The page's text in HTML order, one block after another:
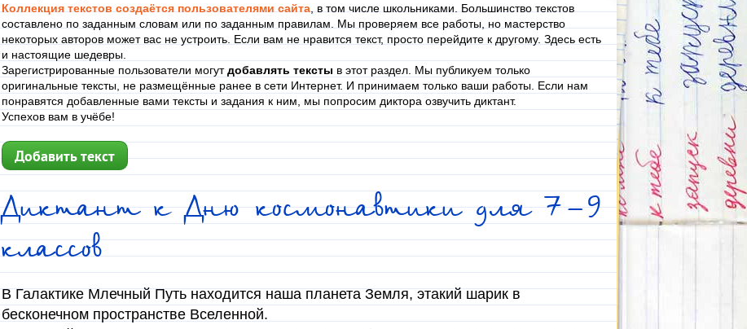
Коллекция текстов создаётся пользователями сайта, в том числе школьниками. Большинство текстов
составлено по заданным словам или по заданным правилам. Мы проверяем все работы, но мастерство
некоторых авторов может вас не устроить. Если вам не нравится текст, просто перейдите к другому. Здесь есть
и настоящие шедевры.
Зарегистрированные пользователи могутдобавлять тексты в этот раздел. Мы публикуем только
оригинальные тексты, не размещённые ранее в сети Интернет. И принимаем только ваши работы. Если нам
понравятся добавленные вами тексты и задания к ним, мы попросим диктора озвучить диктант.
Успехов вам в учёбе!
Добавить текст
Диктант к Дню космонавтики для 7-9
классов
В Галактике Млечный Путь находится наша планета Земля, этакий шарик в
бесконечном пространстве Вселенной.